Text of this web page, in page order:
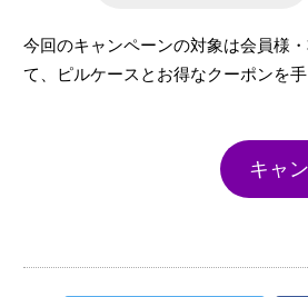
今回のキャンペーンの対象は会員様
て、ピルケースとお得なクーポンを
キャ